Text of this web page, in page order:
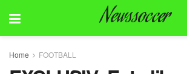
Newssoccer
Home FOOTBALL